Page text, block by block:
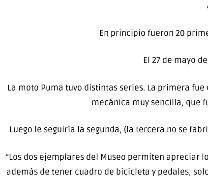
En principio fueron 20
El 27 de mayo
La moto Puma tuvo distintas series. La primera
mecánica muy sencilla, que
Luego le seguiría la segunda, (la tercera no se
“Los dos ejemplares del Museo permiten apreciar
además de tener cuadro de bicicleta y pedales,